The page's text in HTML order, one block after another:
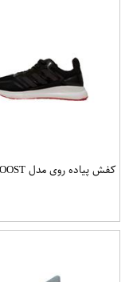
کفش پیاده روی مدل ALFA BOOST